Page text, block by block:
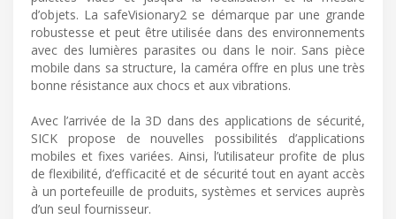
d’objets. La safeVisionary2 se démarque par une grande
robustesse et peut être utilisée dans des environnements
avec des lumières parasites ou dans le noir. Sans pièce
mobile dans sa structure, la caméra offre en plus une très
bonne résistance aux chocs et aux vibrations.
Avec l’arrivée de la 3D dans des applications de sécurité,
SICK propose de nouvelles possibilités d’applications
mobiles et fixes variées. Ainsi, l’utilisateur profite de plus
de flexibilité, d’efficacité et de sécurité tout en ayant accès
à un portefeuille de produits, systèmes et services auprès
d’un seul fournisseur.